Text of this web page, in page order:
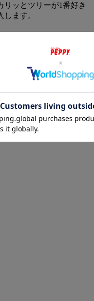
リッとツリーが1番好き
ます。